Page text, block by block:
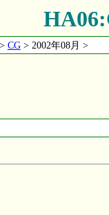
CG> 2002年08月 >